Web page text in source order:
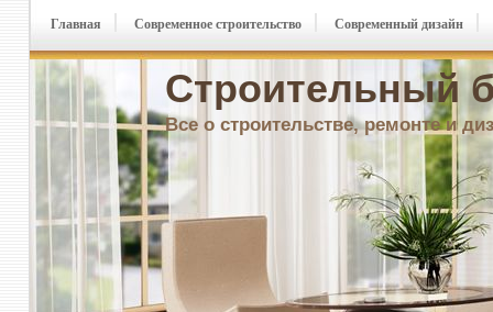
Строительный
Все о строительстве, ремонте и
Главная Современное строительство Современный дизайн